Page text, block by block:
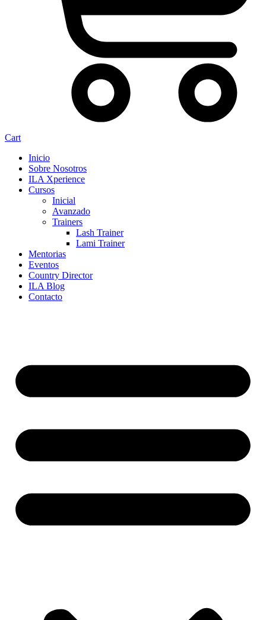
Cart
Inicio
Sobre Nosotros
ILA Xperience
Cursos
Inicial
Avanzado
Trainers
Lash Trainer
Lami Trainer
Mentorias
Eventos
Country Director
ILA Blog
Contacto